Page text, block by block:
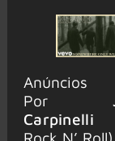
Anúncios
Por
Carpinelli